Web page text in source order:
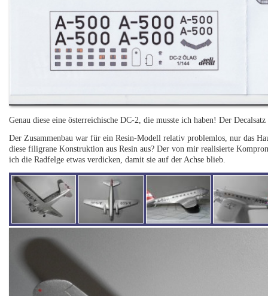
Genau diese eine österreichische DC-2, die musste ich haben! Der
Der Zusammenbau war für ein Resin-Modell relativ problemlos, nur das
diese filigrane Konstruktion aus Resin aus? Der von mir realisierte
ich die Radfelge etwas verdicken, damit sie auf der Achse blieb.